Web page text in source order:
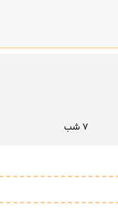
7 شب